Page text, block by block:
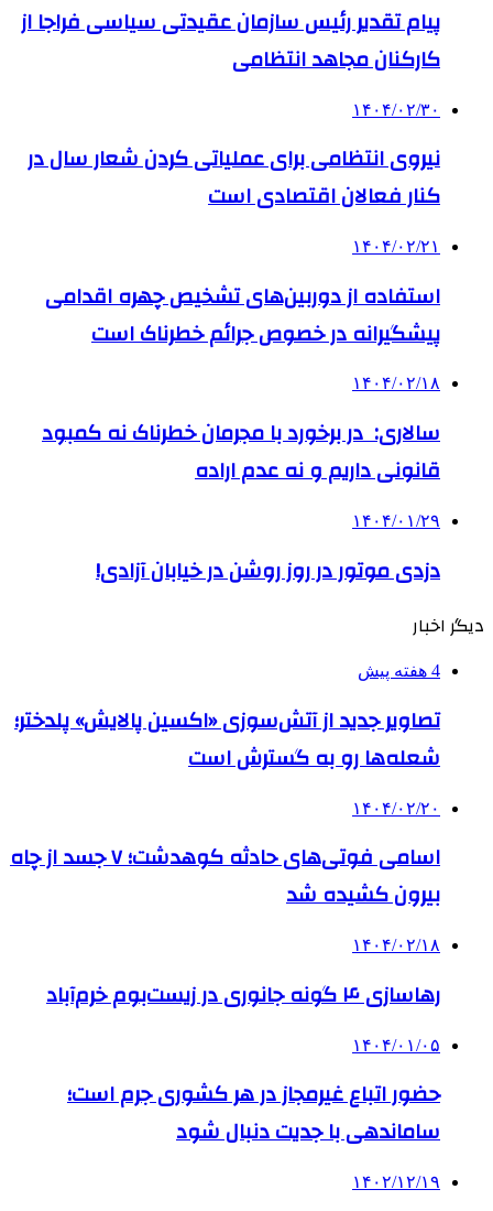
پیام تقدیر رئیس سازمان عقیدتی سیاسی فراجا از
کارکنان مجاهد انتظامی
۱۴۰۴/۰۲/۳۰
نیروی انتظامی برای عملیاتی کردن شعار سال در
کنار فعالان اقتصادی است
۱۴۰۴/۰۲/۲۱
استفاده از دوربین‌های تشخیص چهره اقدامی
پیشگیرانه در خصوص جرائم خطرناک است
۱۴۰۴/۰۲/۱۸
سالاری: در برخورد با مجرمان خطرناک نه کمبود
قانونی داریم و نه عدم اراده
۱۴۰۴/۰۱/۲۹
دزدی موتور در روز روشن در خیابان آزادی!
دیگر اخبار
4 هفته پیش
تصاویر جدید از آتش‌سوزی «اکسین پالایش» پلدختر؛
شعله‌ها رو به گسترش است
۱۴۰۴/۰۲/۲۰
اسامی فوتی‌های حادثه کوهدشت؛ ۷ جسد از چاه
بیرون کشیده شد
۱۴۰۴/۰۲/۱۸
رهاسازی ۴ گونه جانوری در زیست‌بوم خرم‌آباد
۱۴۰۴/۰۱/۰۵
حضور اتباع غیرمجاز در هر کشوری جرم است؛
ساماندهی با جدیت دنبال شود
۱۴۰۲/۱۲/۱۹